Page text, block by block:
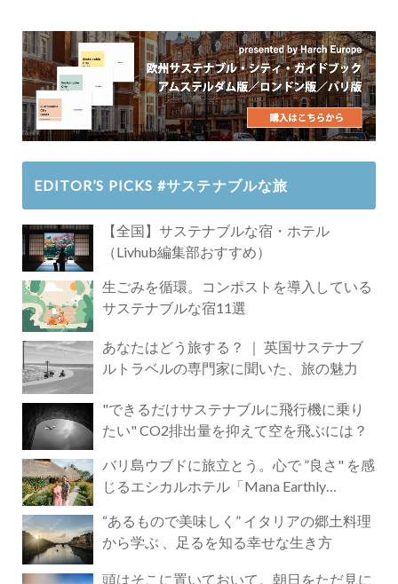
EDITOR’S PICKS #サステナブルな旅
【全国】サステナブルな宿・ホテル
（Livhub編集部おすすめ）
生ごみを循環。コンポストを導入している
サステナブルな宿11選
あなたはどう旅する？ ｜ 英国サステナブ
ルトラベルの専門家に聞いた、旅の魅力
"できるだけサステナブルに飛行機に乗り
たい" CO2排出量を抑えて空を飛ぶには？
バリ島ウブドに旅立とう。心で ”良さ" を感
じるエシカルホテル「Mana Earthly
“あるもので美味しく” イタリアの郷土料理
から学ぶ 、足るを知る幸せな生き方
頭はそこに置いておいて。朝日をただ見に